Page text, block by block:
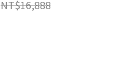
NT$16,888